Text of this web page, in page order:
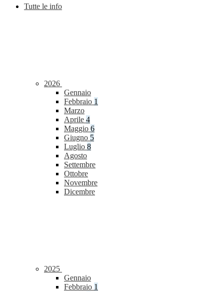
Tutte le info
2026
Gennaio
Febbraio 1
Marzo
Aprile 4
Maggio 6
Giugno 5
Luglio 8
Agosto
Settembre
Ottobre
Novembre
Dicembre
2025
Gennaio
Febbraio 1